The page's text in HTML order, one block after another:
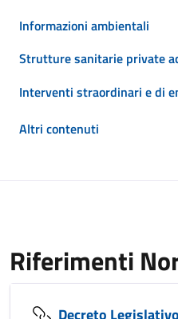
Informazioni ambientali
Strutture sanitarie private
Interventi straordinari e di
Altri contenuti
Riferimenti
Decreto